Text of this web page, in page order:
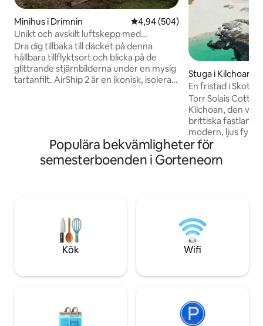
Minihus i Drimnin 4,94 av 5 i genomsnittligt
4,94 (504)
Unikt och avskilt luftskepp med
fantastisk utsikt över höglandet
Dra dig tillbaka till däcket på denna
hållbara tillflyktsort och blicka på de
glittrande stjärnbilderna under en mysig
tartanfilt. AirShip 2 är en ikonisk, isolerad
berättar historien. Om du bokar för de
datum du vill kolla in vår nya annons The
Pilot House, Drimnin som ligger på
bestick tillhandahålls. Allt du behöver ta
med dig är din mat. värt att bunkra upp
på väg in eftersom Lochaline är
bort. AirShip ligger i ett vackert, avskilt
läge på en fyra hektar stor plats.
till havet mot Ardnamurchan Point.
Stuga i Kilchoan
En fristad i
Ardnamurchan
Torr Solais
Kilchoan, den
brittiska
modern, ljus fylld
svepande utsikt
Detta vackert
självhushåll
vedspis,
rymliga
dramatiska
Populära bekvämligheter för
semesterboenden i Gorteneorn
Kök Wifi